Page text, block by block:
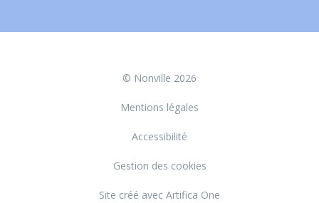
© Nonville 2026
Mentions légales
Accessibilité
Gestion des cookies
Site créé avec Artifica One